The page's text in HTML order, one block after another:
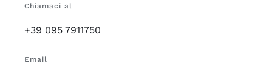
Chiamaci al
+39 095 7911750
Email